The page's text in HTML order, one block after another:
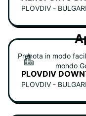
PLOVDIV -
PLOVDIV
PLOVDIV -
Prenota in modo
mondo